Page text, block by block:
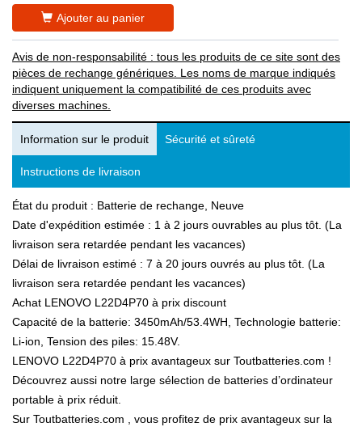
Ajouter au panier
Avis de non-responsabilité : tous les produits de ce site sont des
pièces de rechange génériques. Les noms de marque indiqués
indiquent uniquement la compatibilité de ces produits avec
diverses machines.
Information sur le produit Sécurité et sûreté
Instructions de livraison
État du produit : Batterie de rechange, Neuve
Date d'expédition estimée : 1 à 2 jours ouvrables au plus tôt. (La
livraison sera retardée pendant les vacances)
Délai de livraison estimé : 7 à 20 jours ouvrés au plus tôt. (La
livraison sera retardée pendant les vacances)
Achat LENOVO L22D4P70 à prix discount
Capacité de la batterie: 3450mAh/53.4WH, Technologie batterie:
Li-ion, Tension des piles: 15.48V.
LENOVO L22D4P70 à prix avantageux sur Toutbatteries.com !
Découvrez aussi notre large sélection de batteries d’ordinateur
portable à prix réduit.
Sur Toutbatteries.com , vous profitez de prix avantageux sur la